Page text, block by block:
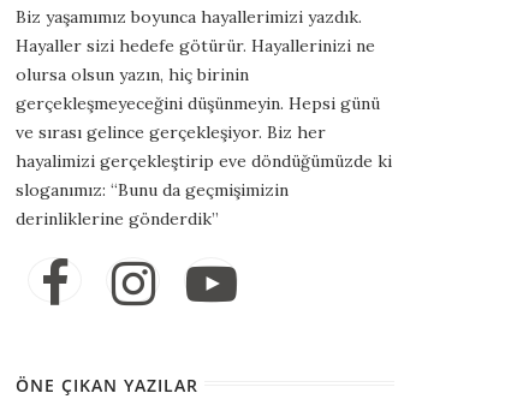
Biz yaşamımız boyunca hayallerimizi yazdık.
Hayaller sizi hedefe götürür. Hayallerinizi ne
olursa olsun yazın, hiç birinin
gerçekleşmeyeceğini düşünmeyin. Hepsi günü
ve sırası gelince gerçekleşiyor. Biz her
hayalimizi gerçekleştirip eve döndüğümüzde ki
sloganımız: “Bunu da geçmişimizin
derinliklerine gönderdik”
ÖNE ÇIKAN YAZILAR